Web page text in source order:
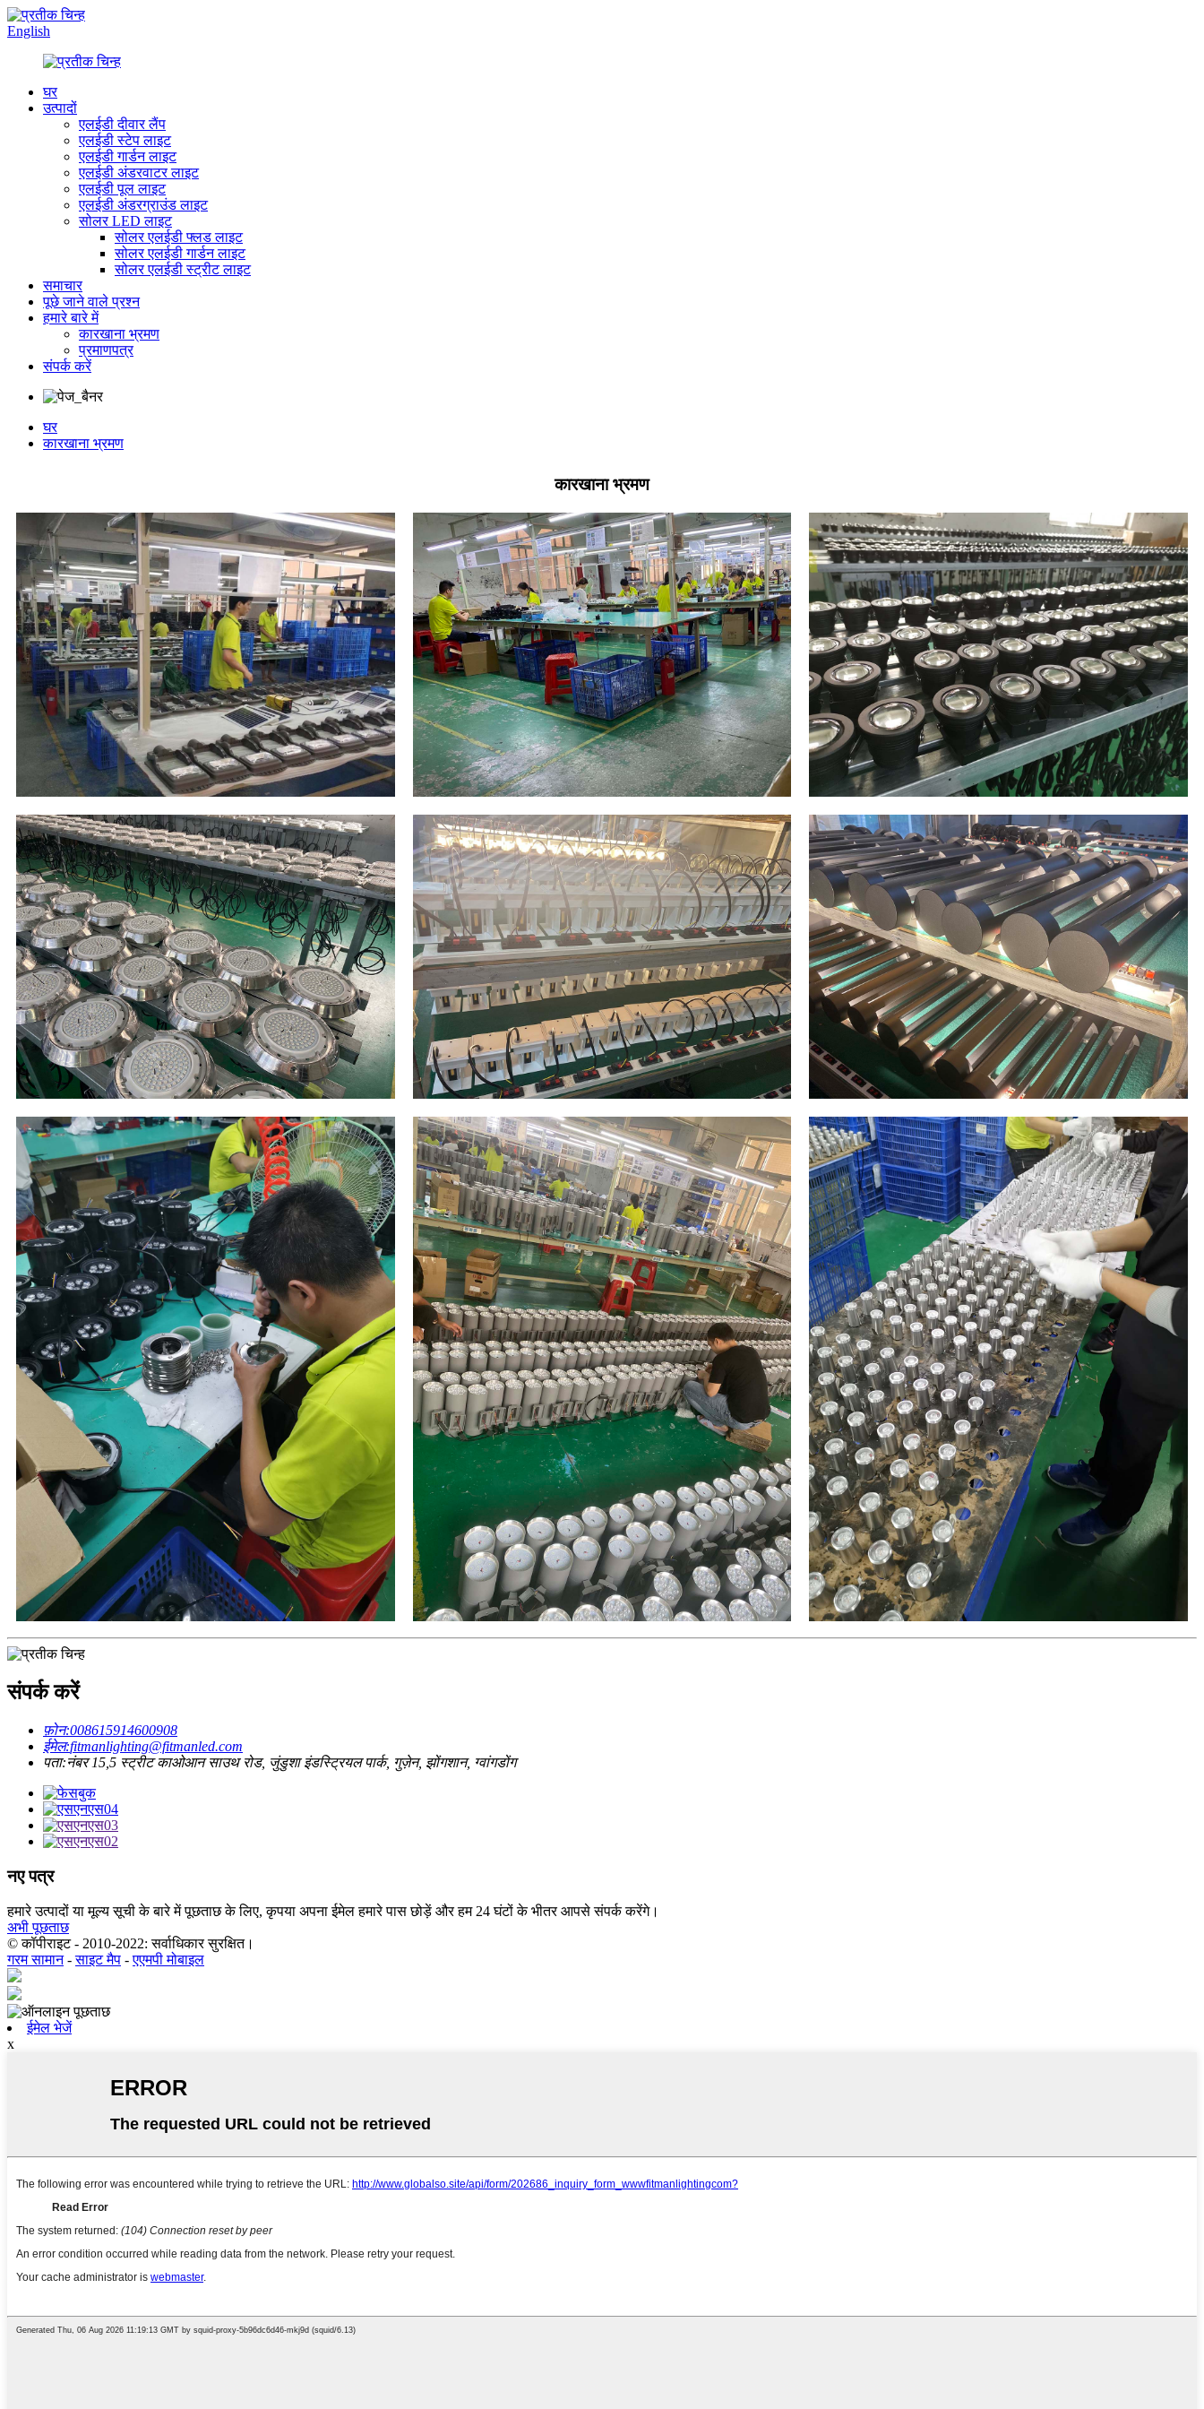
English
घर
उत्पादों
एलईडी दीवार लैंप
एलईडी स्टेप लाइट
एलईडी गार्डन लाइट
एलईडी अंडरवाटर लाइट
एलईडी पूल लाइट
एलईडी अंडरग्राउंड लाइट
सोलर LED लाइट
सोलर एलईडी फ्लड लाइट
सोलर एलईडी गार्डन लाइट
सोलर एलईडी स्ट्रीट लाइट
समाचार
पूछे जाने वाले प्रश्न
हमारे बारे में
कारखाना भ्रमण
प्रमाणपत्र
संपर्क करें
घर
कारखाना भ्रमण
कारखाना भ्रमण
संपर्क करें
फ़ोन:008615914600908
ईमेल:fitmanlighting@fitmanled.com
पता:नंबर 15,5 स्ट्रीट काओआन साउथ रोड, जुंडुशा इंडस्ट्रियल पार्क, गुज़ेन, झोंगशान, ग्वांगडोंग
नए पत्र
हमारे उत्पादों या मूल्य सूची के बारे में पूछताछ के लिए, कृपया अपना ईमेल हमारे पास छोड़ें और हम 24 घंटों के भीतर आपसे संपर्क करेंगे।
अभी पूछताछ
© कॉपीराइट - 2010-2022: सर्वाधिकार सुरक्षित।
गरम सामान-साइट मैप -एएमपी मोबाइल
ईमेल भेजें
x